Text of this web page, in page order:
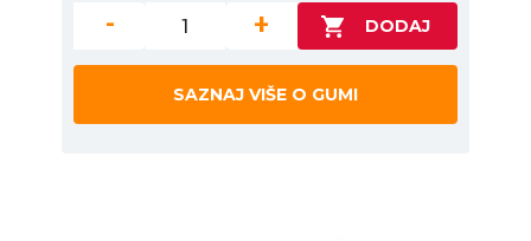
- +
SAZNAJ VIŠE O GUMI